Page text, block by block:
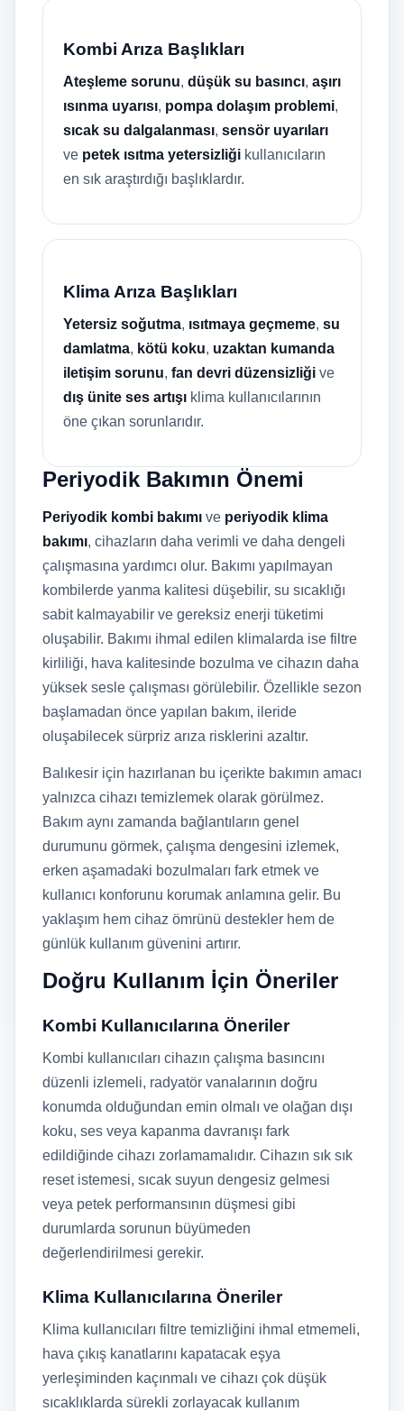
Kombi Arıza Başlıkları
Ateşleme sorunu, düşük su basıncı, aşırı
ısınma uyarısı, pompa dolaşım problemi,
sıcak su dalgalanması, sensör uyarıları
ve petek ısıtma yetersizliği kullanıcıların
en sık araştırdığı başlıklardır.
Klima Arıza Başlıkları
Yetersiz soğutma, ısıtmaya geçmeme, su
damlatma, kötü koku, uzaktan kumanda
iletişim sorunu, fan devri düzensizliği ve
dış ünite ses artışı klima kullanıcılarının
öne çıkan sorunlarıdır.
Periyodik Bakımın Önemi
Periyodik kombi bakımı ve periyodik klima
bakımı, cihazların daha verimli ve daha dengeli
çalışmasına yardımcı olur. Bakımı yapılmayan
kombilerde yanma kalitesi düşebilir, su sıcaklığı
sabit kalmayabilir ve gereksiz enerji tüketimi
oluşabilir. Bakımı ihmal edilen klimalarda ise filtre
kirliliği, hava kalitesinde bozulma ve cihazın daha
yüksek sesle çalışması görülebilir. Özellikle sezon
başlamadan önce yapılan bakım, ileride
oluşabilecek sürpriz arıza risklerini azaltır.
Balıkesir için hazırlanan bu içerikte bakımın amacı
yalnızca cihazı temizlemek olarak görülmez.
Bakım aynı zamanda bağlantıların genel
durumunu görmek, çalışma dengesini izlemek,
erken aşamadaki bozulmaları fark etmek ve
kullanıcı konforunu korumak anlamına gelir. Bu
yaklaşım hem cihaz ömrünü destekler hem de
günlük kullanım güvenini artırır.
Doğru Kullanım İçin Öneriler
Kombi Kullanıcılarına Öneriler
Kombi kullanıcıları cihazın çalışma basıncını
düzenli izlemeli, radyatör vanalarının doğru
konumda olduğundan emin olmalı ve olağan dışı
koku, ses veya kapanma davranışı fark
edildiğinde cihazı zorlamamalıdır. Cihazın sık sık
reset istemesi, sıcak suyun dengesiz gelmesi
veya petek performansının düşmesi gibi
durumlarda sorunun büyümeden
değerlendirilmesi gerekir.
Klima Kullanıcılarına Öneriler
Klima kullanıcıları filtre temizliğini ihmal etmemeli,
hava çıkış kanatlarını kapatacak eşya
yerleşiminden kaçınmalı ve cihazı çok düşük
sıcaklıklarda sürekli zorlayacak kullanım